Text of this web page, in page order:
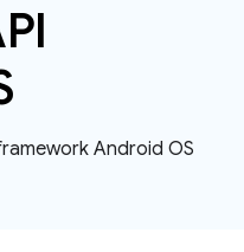
Android OS